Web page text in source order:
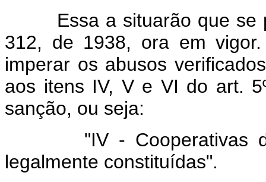
Essa a situarão que se
312, de 1938, ora em
imperar os abusos
aos itens IV, V e VI do art.
sanção, ou seja:
"IV - Cooperativas de
legalmente constituídas".